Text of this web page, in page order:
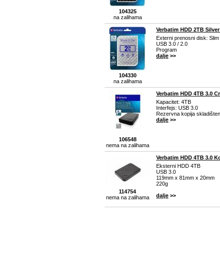
104325
na zalihama
104330
na zalihama
Verbatim HDD 2TB
Externi prenosni disk:
USB 3.0 / 2.0
Program
dalje >>
106548
nema na zalihama
Verbatim HDD 4TB 3.0
Kapacitet: 4TB
Interfejs: USB 3.0
Rezervna kopija skladišten
dalje >>
114754
nema na zalihama
Verbatim HDD 4TB 3.0
Eksterni HDD 4TB
USB 3.0
119mm x 81mm x 20mm
220g
dalje >>